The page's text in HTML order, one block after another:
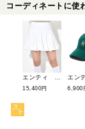
コーディネートに使
15,400円 6,900